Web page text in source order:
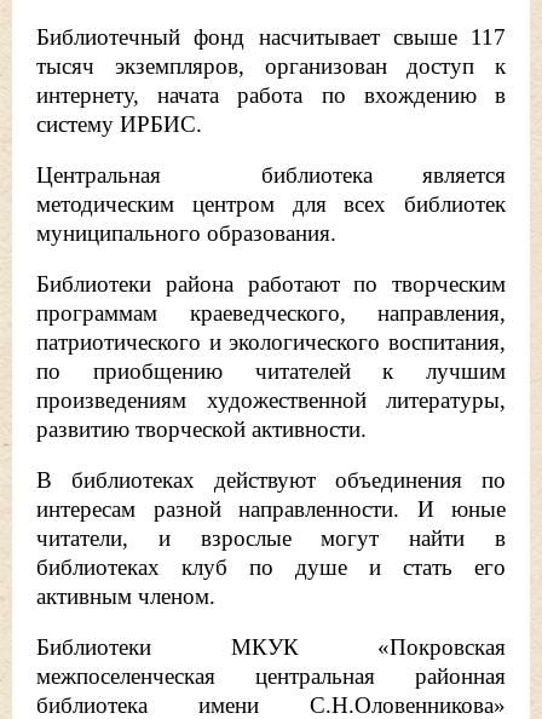
Библиотечный фонд насчитывает свыше 117
тысяч экземпляров, организован доступ к
интернету, начата работа по вхождению в
систему ИРБИС.
Центральная библиотека является
методическим центром для всех библиотек
муниципального образования.
Библиотеки района работают по творческим
программам краеведческого, направления,
патриотического и экологического воспитания,
по приобщению читателей к лучшим
произведениям художественной литературы,
развитию творческой активности.
В библиотеках действуют объединения по
интересам разной направленности. И юные
читатели, и взрослые могут найти в
библиотеках клуб по душе и стать его
активным членом.
Библиотеки МКУК «Покровская
межпоселенческая центральная районная
библиотека имени С.Н.Оловенникова»